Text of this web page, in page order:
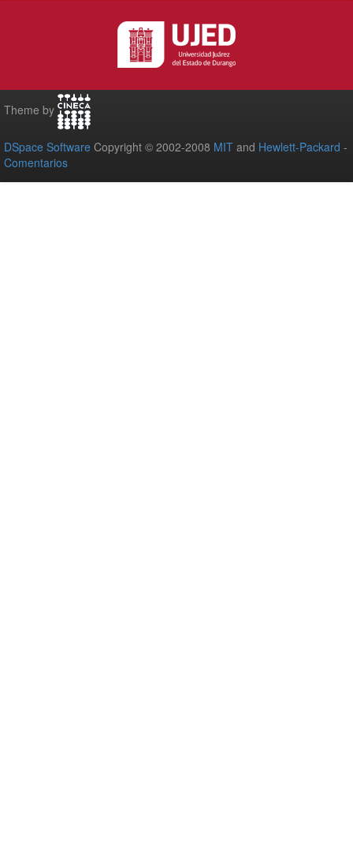
Theme by
DSpace Software Copyright © 2002-2008 MIT and Hewlett-Packard -
Comentarios